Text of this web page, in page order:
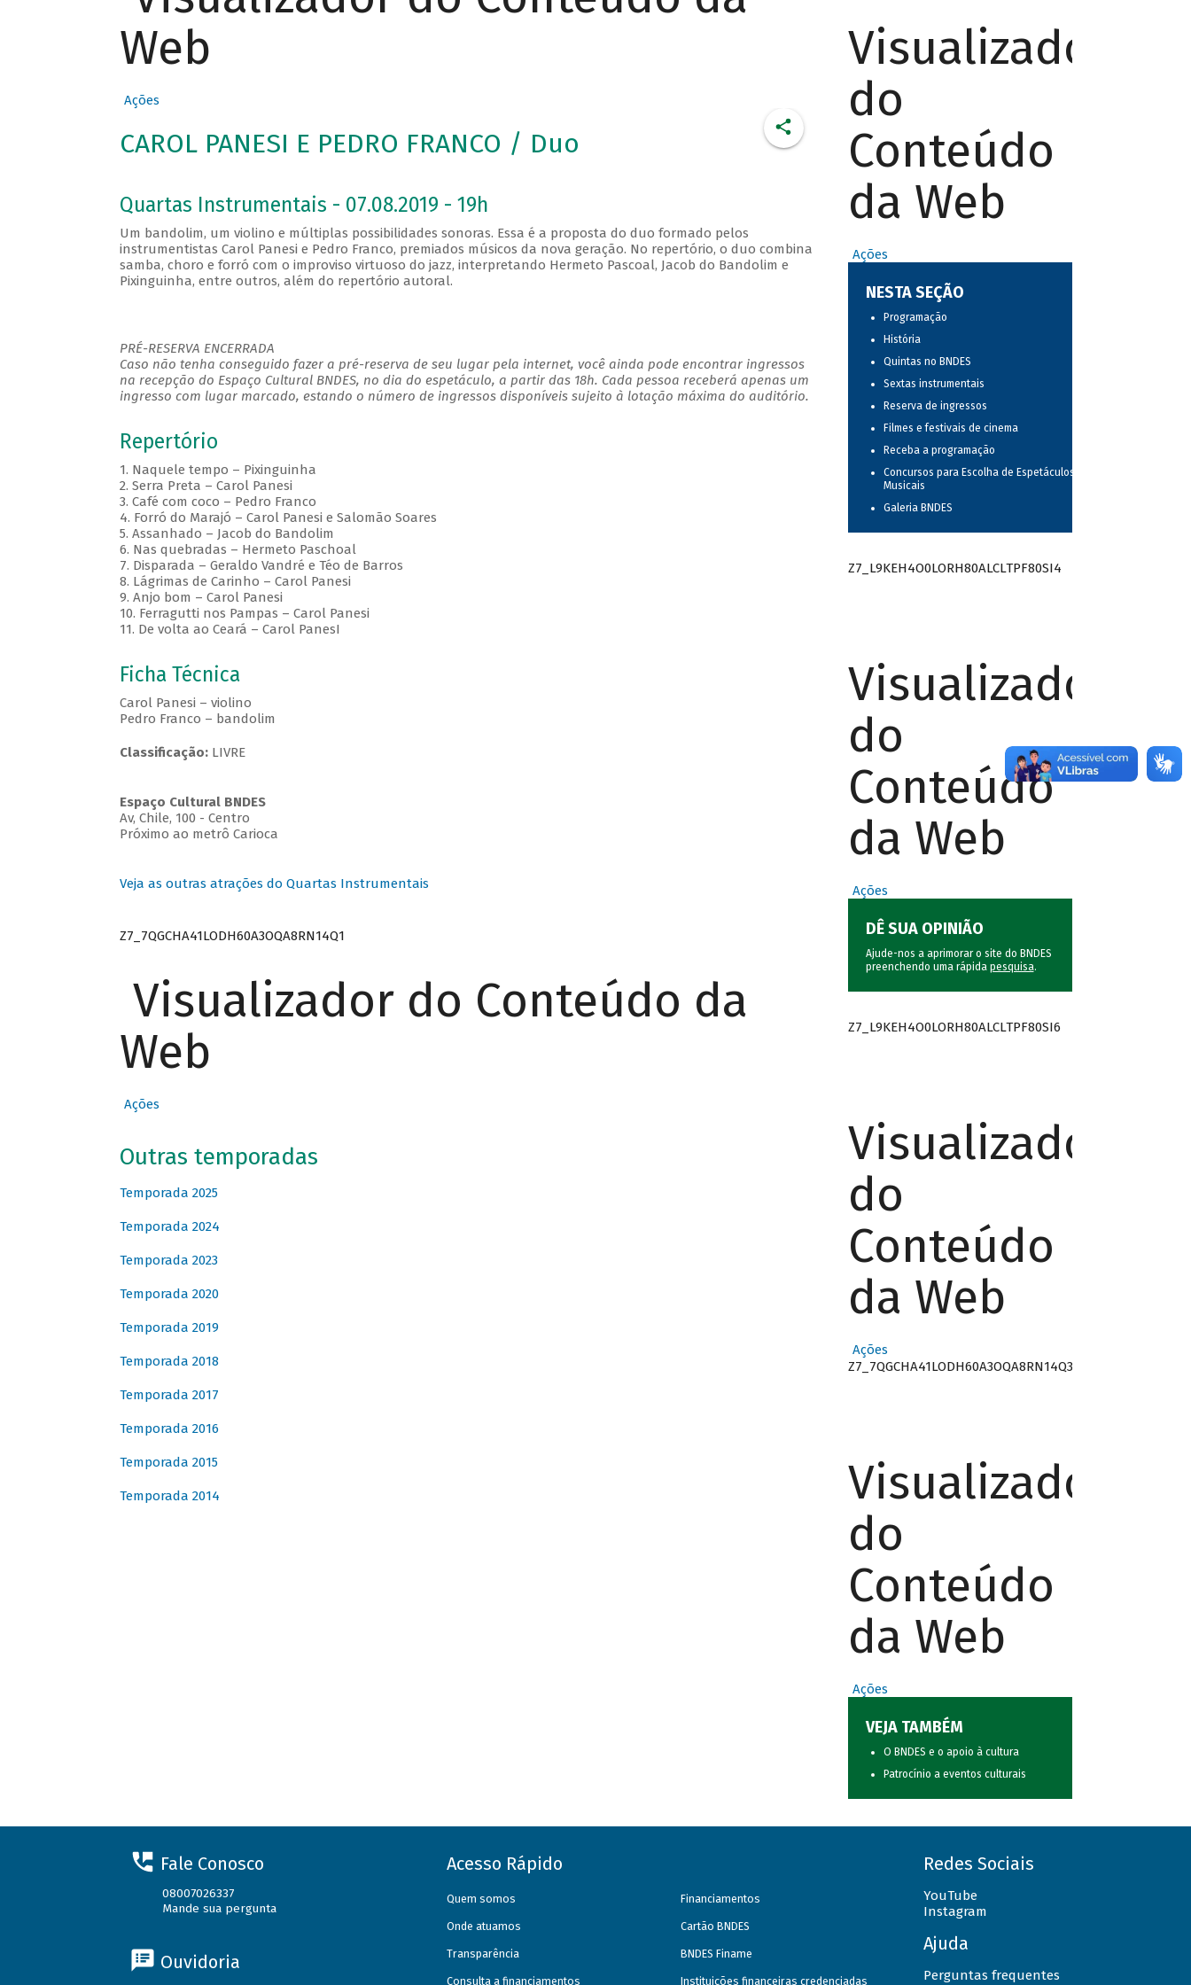
Web
Ações
CAROL PANESI E PEDRO FRANCO / Duo
Quartas Instrumentais - 07.08.2019 - 19h
Um bandolim, um violino e múltiplas possibilidades sonoras. Essa é a proposta do duo formado pelos
instrumentistas Carol Panesi e Pedro Franco, premiados músicos da nova geração. No repertório, o duo combina
samba, choro e forró com o improviso virtuoso do jazz, interpretando Hermeto Pascoal, Jacob do Bandolim e
Pixinguinha, entre outros, além do repertório autoral.
PRÉ-RESERVA ENCERRADA
Caso não tenha conseguido fazer a pré-reserva de seu lugar pela internet, você ainda pode encontrar ingressos
na recepção do Espaço Cultural BNDES, no dia do espetáculo, a partir das 18h. Cada pessoa receberá apenas um
ingresso com lugar marcado, estando o número de ingressos disponíveis sujeito à lotação máxima do auditório.
Repertório
1. Naquele tempo – Pixinguinha
2. Serra Preta – Carol Panesi
3. Café com coco – Pedro Franco
4. Forró do Marajó – Carol Panesi e Salomão Soares
5. Assanhado – Jacob do Bandolim
6. Nas quebradas – Hermeto Paschoal
7. Disparada – Geraldo Vandré e Téo de Barros
8. Lágrimas de Carinho – Carol Panesi
9. Anjo bom – Carol Panesi
10. Ferragutti nos Pampas – Carol Panesi
11. De volta ao Ceará – Carol PanesI
Ficha Técnica
Carol Panesi – violino
Pedro Franco – bandolim
Classificação: LIVRE
Espaço Cultural BNDES
Av, Chile, 100 - Centro
Próximo ao metrô Carioca
Veja as outras atrações do Quartas Instrumentais
Z7_7QGCHA41LODH60A3OQA8RN14Q1
Visualizador do Conteúdo da
Web
Ações
Outras temporadas
Temporada 2025
Temporada 2024
Temporada 2023
Temporada 2020
Temporada 2019
Temporada 2018
Temporada 2017
Temporada 2016
Temporada 2015
Temporada 2014
Visualizador
do
Conteúdo
da Web
Ações
NESTA SEÇÃO
Programação
História
Quintas no BNDES
Sextas instrumentais
Reserva de ingressos
Filmes e festivais de cinema
Receba a programação
Concursos para Escolha de Espetáculos
Musicais
Galeria BNDES
Z7_L9KEH4O0LORH80ALCLTPF80SI4
Visualizador
do
Conteúdo
da Web
Ações
DÊ SUA OPINIÃO
Ajude-nos a aprimorar o site do BNDES
preenchendo uma rápida pesquisa.
Z7_L9KEH4O0LORH80ALCLTPF80SI6
Visualizador
do
Conteúdo
da Web
Ações
Z7_7QGCHA41LODH60A3OQA8RN14Q3
Visualizador
do
Conteúdo
da Web
Ações
VEJA TAMBÉM
O BNDES e o apoio à cultura
Patrocínio a eventos culturais
Fale Conosco
08007026337
Mande sua pergunta
Ouvidoria
Acesso Rápido
Quem somos
Onde atuamos
Transparência
Consulta a financiamentos
Financiamentos
Cartão BNDES
BNDES Finame
Instituições financeiras credenciadas
Redes Sociais
YouTube
Instagram
Ajuda
Perguntas frequentes